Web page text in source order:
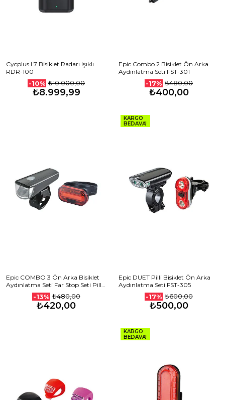
Cycplus L7 Bisiklet Radarı Işıklı
RDR-100
-10% ₺10.000,00
₺8.999,99
Epic Combo 2 Bisiklet Ön Arka
Aydınlatma Seti FST-301
-17% ₺480,00
₺400,00
Epic COMBO 3 Ön Arka Bisiklet
Aydınlatma Seti Far Stop Seti Pilli
-13% ₺480,00
₺420,00
KARGO
BEDAVA!
Epic DUET Pilli Bisiklet Ön Arka
Aydınlatma Seti FST-305
-17% ₺600,00
₺500,00
KARGO
BEDAVA!